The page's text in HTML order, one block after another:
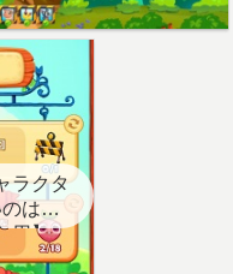
ラクタ
はど
用】